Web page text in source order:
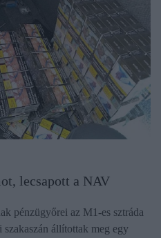
lecsapott a NAV
pénzügyőrei az M1-es sztráda
állítottak meg egy